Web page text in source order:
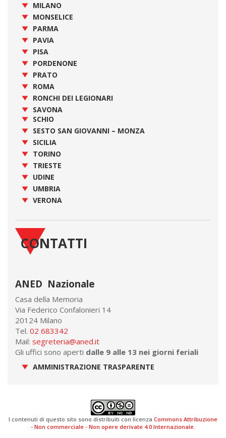
MILANO
MONSELICE
PARMA
PAVIA
PISA
PORDENONE
PRATO
ROMA
RONCHI DEI LEGIONARI
SAVONA
SCHIO
SESTO SAN GIOVANNI – MONZA
SICILIA
TORINO
TRIESTE
UDINE
UMBRIA
VERONA
CONTATTI
ANED Nazionale
Casa della Memoria
Via Federico Confalonieri 14
20124 Milano
Tel. 02 683342
Mail: segreteria@aned.it
Gli uffici sono aperti dalle 9 alle 13 nei giorni feriali
AMMINISTRAZIONE TRASPARENTE
I contenuti di questo sito sono distribuiti con licenza Commons Attribuzione
- Non commerciale - Non opere derivate 4.0 Internazionale